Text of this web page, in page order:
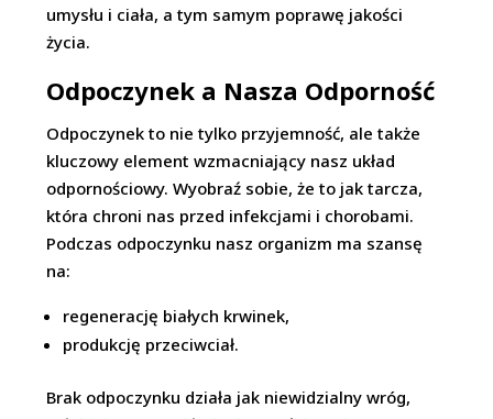
umysłu i ciała, a tym samym poprawę jakości
życia.
Odpoczynek a Nasza Odporność
Odpoczynek to nie tylko przyjemność, ale także
kluczowy element wzmacniający nasz układ
odpornościowy. Wyobraź sobie, że to jak tarcza,
która chroni nas przed infekcjami i chorobami.
Podczas odpoczynku nasz organizm ma szansę
na:
regenerację białych krwinek,
produkcję przeciwciał.
Brak odpoczynku działa jak niewidzialny wróg,